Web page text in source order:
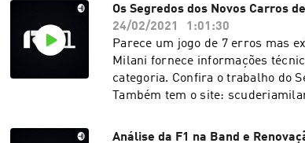
Os Segredos dos Novos Carros
24/02/2021
1:01:30
Parece um jogo de 7 erros mas
Milani fornece informações
categoria. Confira o trabalho do
Também tem o site:
Análise da F1 na Band e